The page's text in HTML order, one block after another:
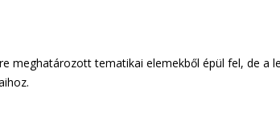
meghatározott tematikai elemekből épül fel, de a